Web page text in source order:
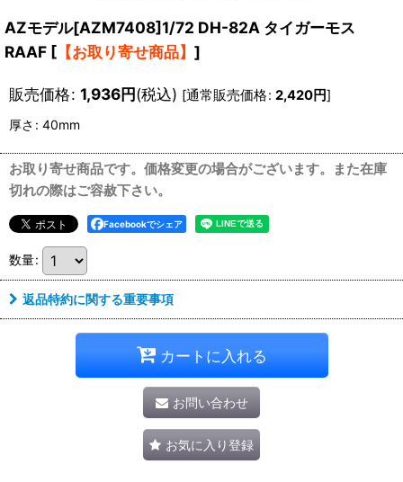
AZモデル[AZM7408]1/72 DH-82A タイガーモス
RAAF [ 【お取り寄せ商品】 ]
販売価格: 1,936円(税込) [通常販売価格: 2,420円]
厚さ : 40mm
お取り寄せ商品です。価格変更の場合がございます。また在庫
切れの際はご容赦下さい。
Facebookでシェア
数量:
返品特約に関する重要事項
カートに入れる
お問い合わせ
お気に入り登録